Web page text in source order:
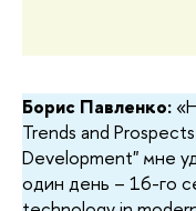
Борис Павленко: «
Trends and
Development" мне
один день – 16-го